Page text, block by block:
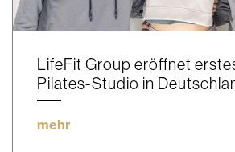
LifeFit Group eröffnet
Pilates-Studio in
mehr